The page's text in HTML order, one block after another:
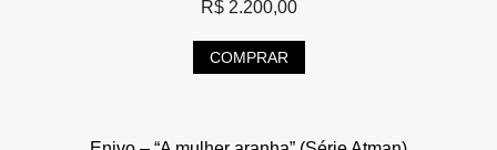
R$2.200,00
COMPRAR